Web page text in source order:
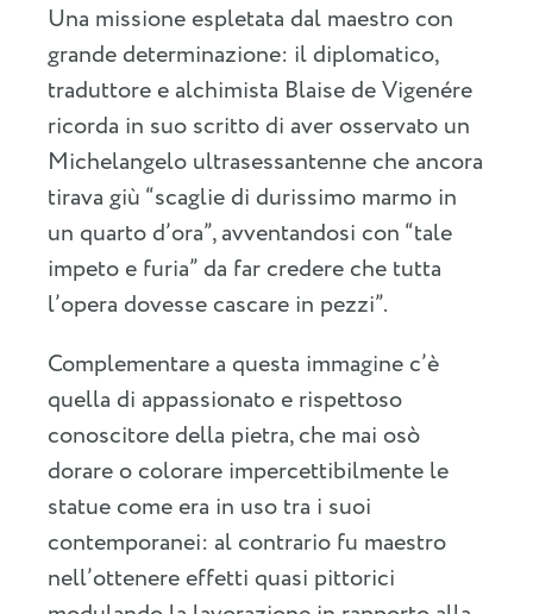
Una missione espletata dal maestro con
grande determinazione: il diplomatico,
traduttore e alchimista Blaise de Vigenére
ricorda in suo scritto di aver osservato un
Michelangelo ultrasessantenne che ancora
tirava giù “scaglie di durissimo marmo in
un quarto d’ora”, avventandosi con “tale
impeto e furia” da far credere che tutta
l’opera dovesse cascare in pezzi”.
Complementare a questa immagine c’è
quella di appassionato e rispettoso
conoscitore della pietra, che mai osò
dorare o colorare impercettibilmente le
statue come era in uso tra i suoi
contemporanei: al contrario fu maestro
nell’ottenere effetti quasi pittorici